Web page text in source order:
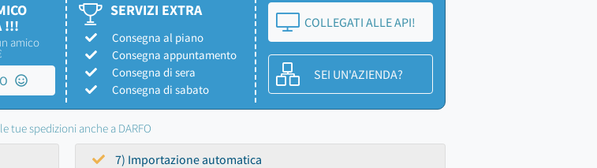
!!!
amico
SERVIZI EXTRA
Consegna al piano
Consegna appuntamento
Consegna di sera
Consegna di sabato
COLLEGATI ALLE API!
SEI UN'AZIENDA?
tue spedizioni anche a DARFO
7) Importazione automatica